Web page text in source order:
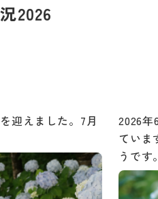
2026
迎えました。7月
2026
ていま
うです